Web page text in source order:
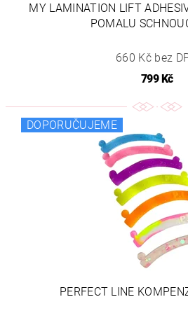
MY LAMINATION LIFT
POMALU
660 Kč bez
799 Kč
DOPORUČUJEME
PERFECT LINE